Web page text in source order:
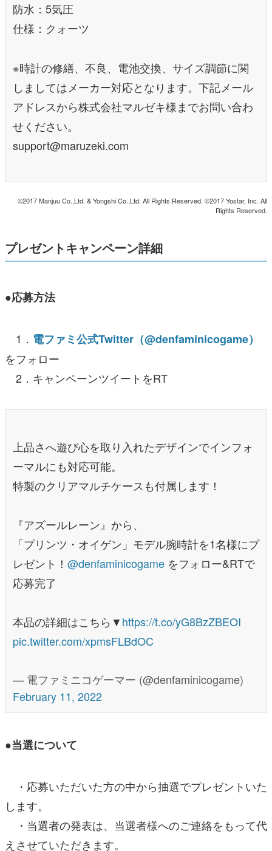
防水：5気圧
仕様：クォーツ
※時計の修繕、不良、電池交換、サイズ調節に関
しましてはメーカー対応となります。下記メール
アドレスから株式会社マルゼキ様までお問い合わ
せください。
support@maruzeki.com
©2017 Manjuu Co.,Ltd. & Yongshi Co.,Ltd. All Rights Reserved. ©2017 Yostar, Inc. All
Rights Reserved.
プレゼントキャンペーン詳細
●応募方法
1． 電ファミ公式Twitter（@denfaminicogame）
をフォロー
2．キャンペーンツイートをRT
上品さへ遊び心を取り入れたデザインでインフォ
ーマルにも対応可能。
特製のクリアマルチケースも付属します！
『アズールレーン』から、
「プリンツ・オイゲン」モデル腕時計を1名様にプ
レゼント！ @denfaminicogame をフォロー&RTで
応募完了
本品の詳細はこちら▼https://t.co/yG8BzZBEOI
pic.twitter.com/xpmsFLBdOC
— 電ファミニコゲーマー (@denfaminicogame)
February 11, 2022
●当選について
・応募いただいた方の中から抽選でプレゼントいた
します。
・当選者の発表は、当選者様へのご連絡をもって代
えさせていただきます。